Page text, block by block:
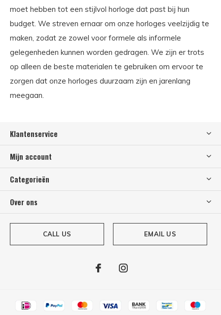
moet hebben tot een stijlvol horloge dat past bij hun
budget. We streven ernaar om onze horloges veelzijdig te
maken, zodat ze zowel voor formele als informele
gelegenheden kunnen worden gedragen. We zijn er trots
op alleen de beste materialen te gebruiken om ervoor te
zorgen dat onze horloges duurzaam zijn en jarenlang
meegaan.
Klantenservice
Mijn account
Categorieën
Over ons
CALL US EMAIL US